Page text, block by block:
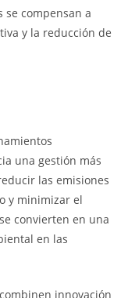
se compensan a
y la reducción de
una gestión más
las emisiones
y minimizar el
convierten en una
en las
innovación